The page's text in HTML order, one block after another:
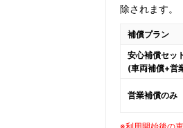
除されます。
補償プラン
安心補償セッ
(車両補償+営
営業補償のみ